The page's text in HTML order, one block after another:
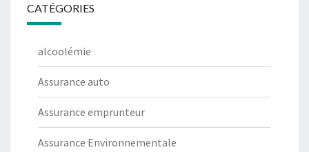
CATÉGORIES
alcoolémie
Assurance auto
Assurance emprunteur
Assurance Environnementale